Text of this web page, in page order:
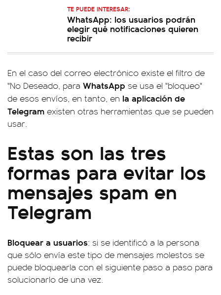
TE PUEDE INTERESAR:
WhatsApp: los usuarios podrán
elegir qué notificaciones quieren
recibir
En el caso del correo electrónico existe el filtro de
"No Deseado, para WhatsApp se usa el "bloqueo"
de esos envíos, en tanto, en la aplicación de
Telegram existen otras herramientas que se pueden
usar.
Estas son las tres
formas para evitar los
mensajes spam en
Telegram
Bloquear a usuarios: si se identificó a la persona
que sólo envía este tipo de mensajes molestos se
puede bloquearla con el siguiente paso a paso para
solucionarlo de una vez.